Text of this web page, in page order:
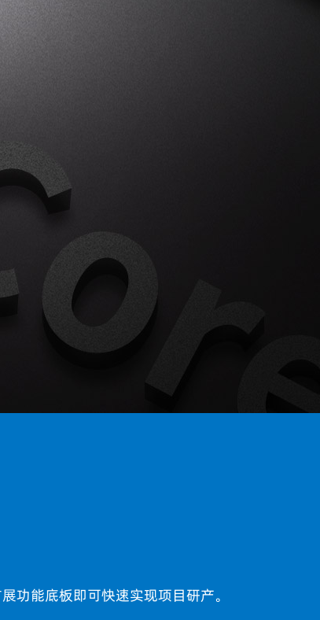
功能底板即可快速实现项目研产。